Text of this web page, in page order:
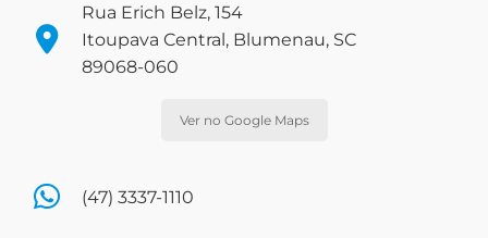
Rua Erich Belz, 154
Itoupava Central, Blumenau, SC
89068-060
Ver no Google Maps
(47) 3337-1110